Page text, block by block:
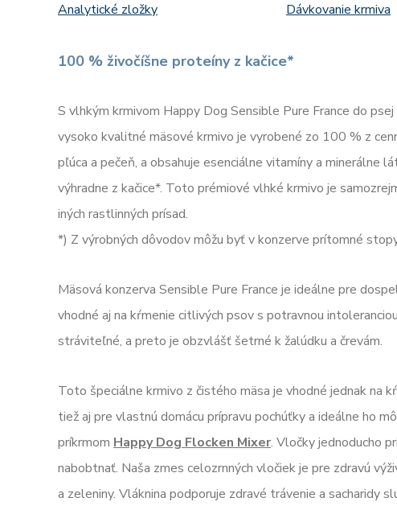
Analytické zložky
Dávkovanie krmiva
100 % živočíšne proteíny z kačice*
S vlhkým krmivom Happy Dog Sensible Pure France do
vysoko kvalitné mäsové krmivo je vyrobené zo 100 % z
pľúca a pečeň, a obsahuje esenciálne vitamíny a minerálne
výhradne z kačice*. Toto prémiové vlhké krmivo je
iných rastlinných prísad.
*) Z výrobných dôvodov môžu byť v konzerve prítomné
Mäsová konzerva Sensible Pure France je ideálne pre
vhodné aj na kŕmenie citlivých psov s potravnou
stráviteľné, a preto je obzvlášť šetrné k žalúdku a črevám.
Toto špeciálne krmivo z čistého mäsa je vhodné jednak na
tiež aj pre vlastnú domácu prípravu pochúťky a ideálne ho
príkrmom Happy Dog Flocken Mixer. Vločky jednoducho
nabobtnať. Naša zmes celozrnných vločiek je pre zdravú
a zeleniny. Vláknina podporuje zdravé trávenie a sacharidy